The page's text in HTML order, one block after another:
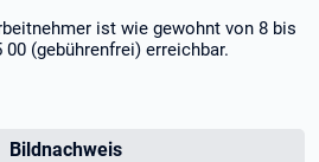
ist wie gewohnt von 8 bis
00 (gebührenfrei) erreichbar.
Bildnachweis